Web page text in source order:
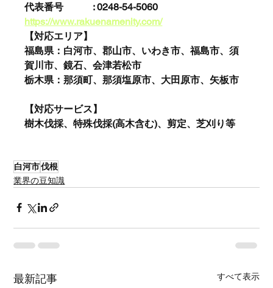
代表番号　　　: 0248-54-5060
https://www.rakuenamenity.com/
【対応エリア】
福島県：白河市、郡山市、いわき市、福島市、須
賀川市、鏡石、会津若松市
栃木県：那須町、那須塩原市、大田原市、矢板市
【対応サービス】
樹木伐採、特殊伐採(高木含む)、剪定、芝刈り等
白河市伐根
業界の豆知識
最新記事 すべて表示